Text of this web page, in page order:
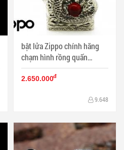
bật lửa Zippo chính hãng
chạm hình rồng quấn
quanh bật lửa giữ ngọc độc
đáo
2.650.000đ
9.648